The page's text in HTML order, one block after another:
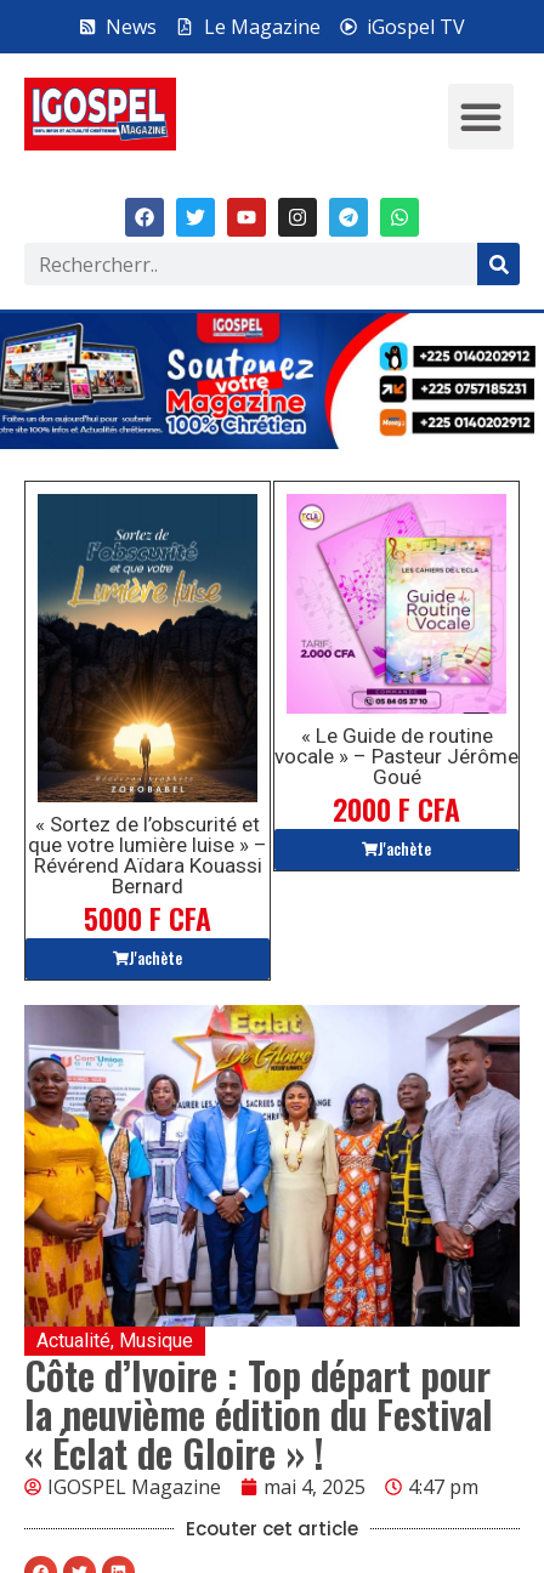
News Le Magazine iGospel TV
« Sortez de l’obscurité et
que votre lumière luise » –
Révérend Aïdara Kouassi
Bernard
5000 F CFA
J'achète
« Le Guide de routine
vocale » – Pasteur Jérôme
Goué
2000 F CFA
J'achète
Actualité, Musique
Côte d’Ivoire : Top départ pour
la neuvième édition du Festival
« Éclat de Gloire » !
IGOSPEL Magazine mai 4, 2025 4:47 pm
Ecouter cet article